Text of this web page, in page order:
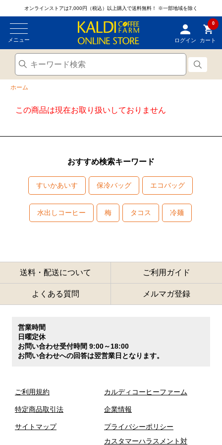
オンラインストアは7,000円（税込）以上購入で送料無料！ ※一部地域を除く
メニュー ログイン
0
カート
ホーム
この商品は現在お取り扱いしておりません
おすすめ検索キーワード
すいかあいす 保冷バッグ エコバッグ
水出しコーヒー 梅 タコス 冷麺
送料・配送について ご利用ガイド
よくある質問 メルマガ登録
営業時間
日曜定休
お問い合わせ受付時間 9:00～18:00
お問い合わせへの回答は翌営業日となります。
ご利用規約
特定商品取引法
サイトマップ
カルディコーヒーファーム
企業情報
プライバシーポリシー
カスタマーハラスメント対